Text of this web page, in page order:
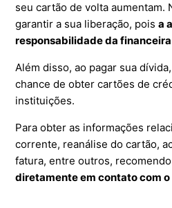
seu cartão de volta aumentam.
garantir a sua liberação, poisa
responsabilidade da financeira
Além disso, ao pagar sua
chance de obter cartões de
instituições.
Para obter as informações
corrente, reanálise do cartão,
fatura, entre outros,
diretamente em contato com o